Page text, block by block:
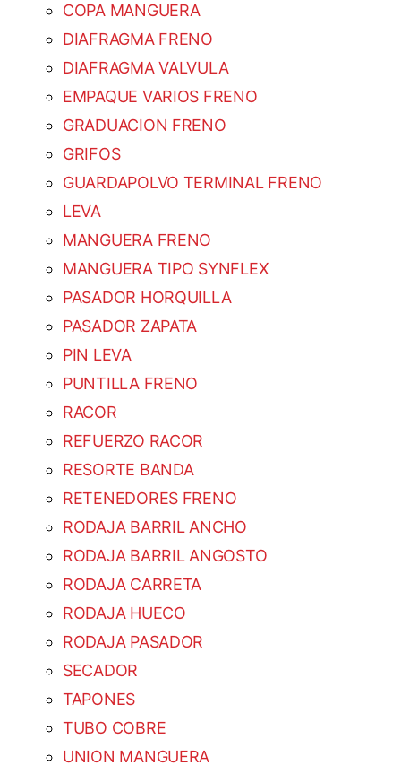
COPA MANGUERA
DIAFRAGMA FRENO
DIAFRAGMA VALVULA
EMPAQUE VARIOS FRENO
GRADUACION FRENO
GRIFOS
GUARDAPOLVO TERMINAL FRENO
LEVA
MANGUERA FRENO
MANGUERA TIPO SYNFLEX
PASADOR HORQUILLA
PASADOR ZAPATA
PIN LEVA
PUNTILLA FRENO
RACOR
REFUERZO RACOR
RESORTE BANDA
RETENEDORES FRENO
RODAJA BARRIL ANCHO
RODAJA BARRIL ANGOSTO
RODAJA CARRETA
RODAJA HUECO
RODAJA PASADOR
SECADOR
TAPONES
TUBO COBRE
UNION MANGUERA